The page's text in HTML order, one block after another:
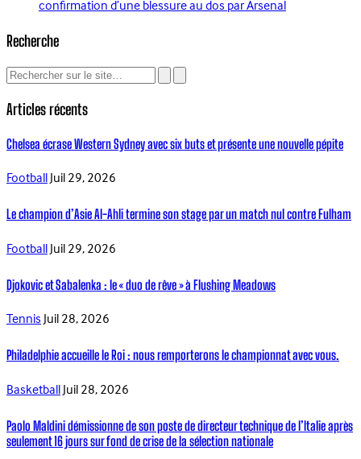
confirmation d’une blessure au dos par Arsenal
Recherche
Articles récents
Chelsea écrase Western Sydney avec six buts et présente une nouvelle pépite
FootballJuil 29, 2026
Le champion d’Asie Al-Ahli termine son stage par un match nul contre Fulham
FootballJuil 29, 2026
Djokovic et Sabalenka : le « duo de rêve » à Flushing Meadows
TennisJuil 28, 2026
Philadelphie accueille le Roi : nous remporterons le championnat avec vous.
BasketballJuil 28, 2026
Paolo Maldini démissionne de son poste de directeur technique de l’Italie après
seulement 16 jours sur fond de crise de la sélection nationale